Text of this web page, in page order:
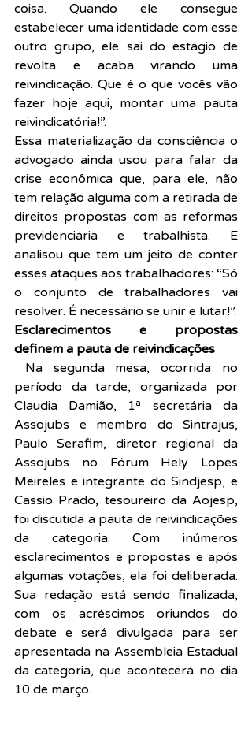
coisa. Quando ele consegue
estabelecer uma identidade com esse
outro grupo, ele sai do estágio de
revolta e acaba virando uma
reivindicação. Que é o que vocês vão
fazer hoje aqui, montar uma pauta
reivindicatória!”.
Essa materialização da consciência o
advogado ainda usou para falar da
crise econômica que, para ele, não
tem relação alguma com a retirada de
direitos propostas com as reformas
previdenciária e trabalhista. E
analisou que tem um jeito de conter
esses ataques aos trabalhadores: “Só
o conjunto de trabalhadores vai
resolver. É necessário se unir e lutar!”.
Esclarecimentos e propostas
definem a pauta de reivindicações
Na segunda mesa, ocorrida no
período da tarde, organizada por
Claudia Damião, 1ª secretária da
Assojubs e membro do Sintrajus,
Paulo Serafim, diretor regional da
Assojubs no Fórum Hely Lopes
Meireles e integrante do Sindjesp, e
Cassio Prado, tesoureiro da Aojesp,
foi discutida a pauta de reivindicações
da categoria. Com inúmeros
esclarecimentos e propostas e após
algumas votações, ela foi deliberada.
Sua redação está sendo finalizada,
com os acréscimos oriundos do
debate e será divulgada para ser
apresentada na Assembleia Estadual
da categoria, que acontecerá no dia
10 de março.